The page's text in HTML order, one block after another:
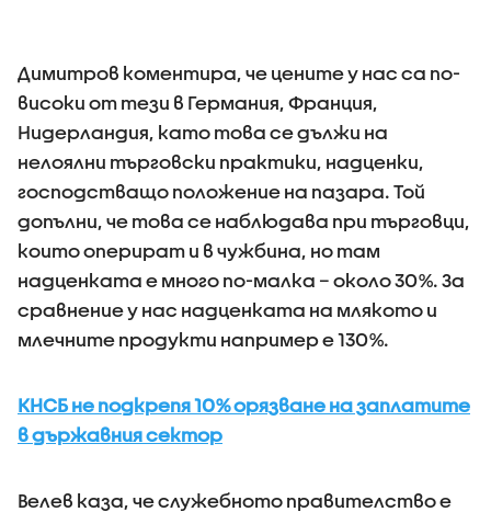
Димитров коментира, че цените у нас са по-
високи от тези в Германия, Франция,
Нидерландия, като това се дължи на
нелоялни търговски практики, надценки,
господстващо положение на пазара. Той
допълни, че това се наблюдава при търговци,
които оперират и в чужбина, но там
надценката е много по-малка – около 30%. За
сравнение у нас надценката на млякото и
млечните продукти например е 130%.
КНСБ не подкрепя 10% орязване на заплатите
в държавния сектор
Велев каза, че служебното правителство е